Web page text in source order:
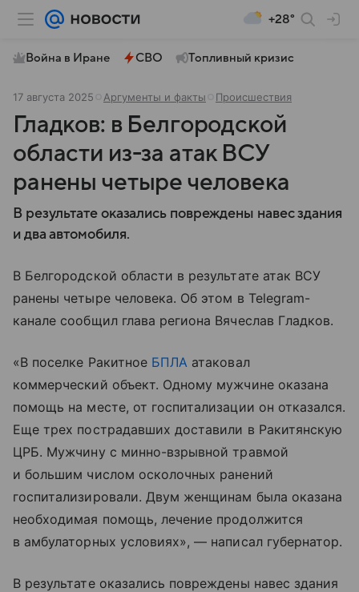
+28°
Война в Иране СВО Топливный кризис
17 августа 2025 Аргументы и факты Происшествия
Гладков: в Белгородской
области из-за атак ВСУ
ранены четыре человека
В результате оказались повреждены навес здания
и два автомобиля.
В Белгородской области в результате атак ВСУ
ранены четыре человека. Об этом в Telegram-
канале сообщил глава региона Вячеслав Гладков.
«В поселке Ракитное БПЛА атаковал
коммерческий объект. Одному мужчине оказана
помощь на месте, от госпитализации он отказался.
Еще трех пострадавших доставили в Ракитянскую
ЦРБ. Мужчину с минно-взрывной травмой
и большим числом осколочных ранений
госпитализировали. Двум женщинам была оказана
необходимая помощь, лечение продолжится
в амбулаторных условиях», — написал губернатор.
В результате оказались повреждены навес здания